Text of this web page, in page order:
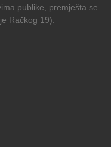
publike, premješta se
Račkog 19).